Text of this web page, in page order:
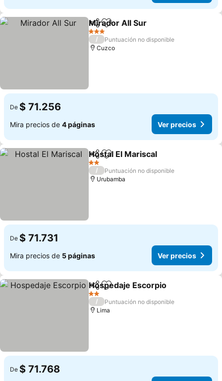
CompartirAgregar a favoritos
Mirador All Sur
3 Estrellas
/
Puntuación no disponible
Cuzco
De $ 71.256
Mira precios de 4 páginas Ver precios
CompartirAgregar a favoritos
Hostal El Mariscal
2 Estrellas
/
Puntuación no disponible
Urubamba
De $ 71.731
Mira precios de 5 páginas Ver precios
CompartirAgregar a favoritos
Hospedaje Escorpio
2 Estrellas
/
Puntuación no disponible
Lima
De $ 71.768